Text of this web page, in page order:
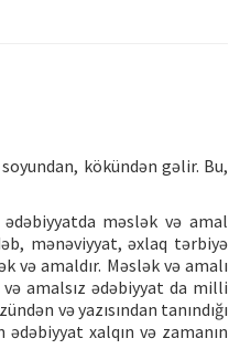
kökündən gəlir. Bu,
məslək və amal
mənəviyyat, əxlaq tərbiyə
və amaldır. Məslək və amalı
amalsız ədəbiyyat da milli
və yazısından tanındığı
xalqın və zamanın